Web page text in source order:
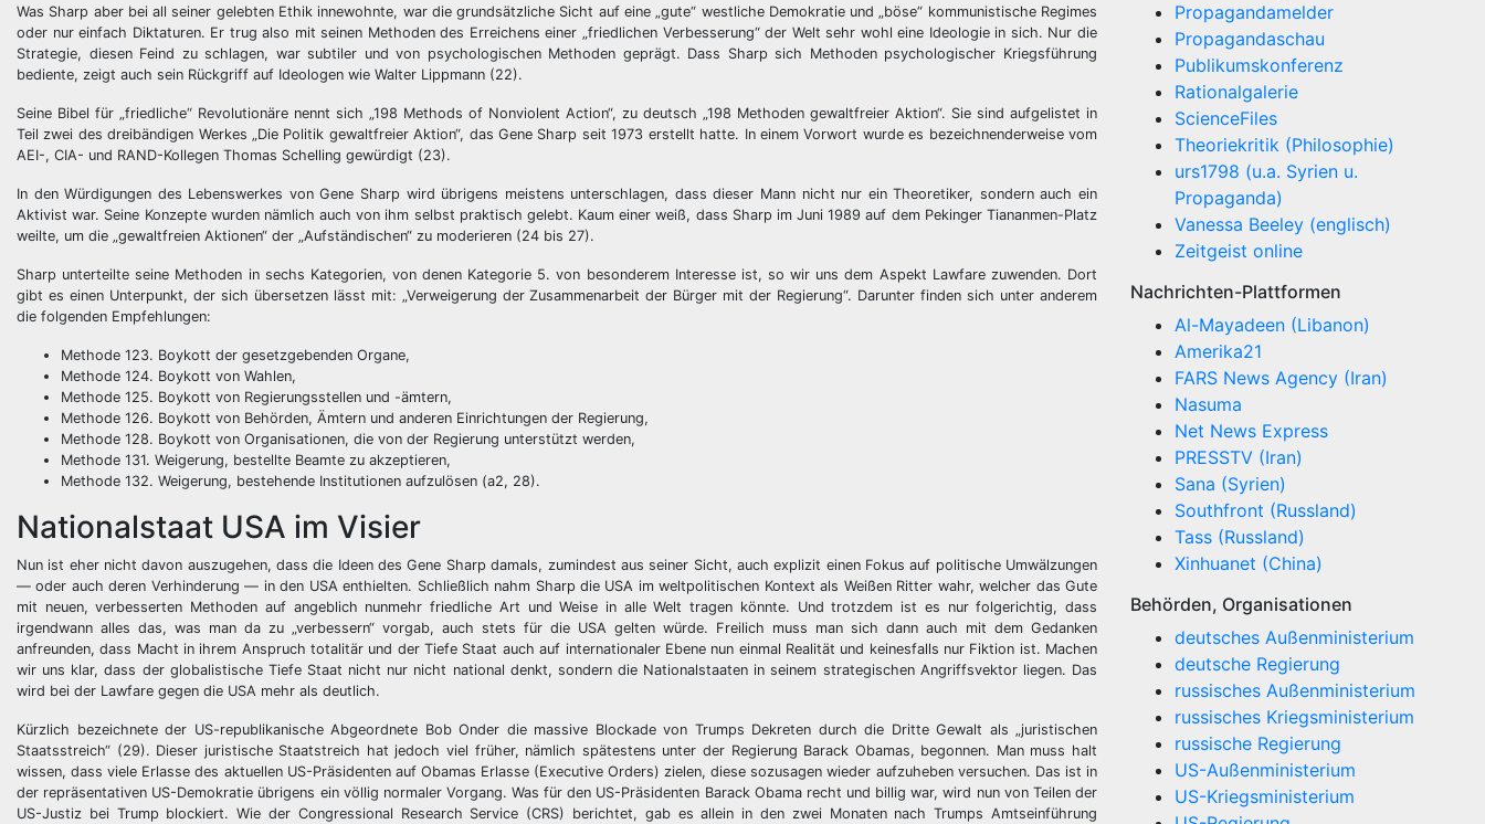
Was Sharp aber bei all seiner gelebten Ethik innewohnte, war die grundsätzliche Sicht auf eine „gute“ westliche Demokratie und „böse“ kommunistische Regimes
oder nur einfach Diktaturen. Er trug also mit seinen Methoden des Erreichens einer „friedlichen Verbesserung“ der Welt sehr wohl eine Ideologie in sich. Nur die
Strategie, diesen Feind zu schlagen, war subtiler und von psychologischen Methoden geprägt. Dass Sharp sich Methoden psychologischer Kriegsführung
bediente, zeigt auch sein Rückgriff auf Ideologen wie Walter Lippmann (22).
Seine Bibel für „friedliche“ Revolutionäre nennt sich „198 Methods of Nonviolent Action“, zu deutsch „198 Methoden gewaltfreier Aktion“. Sie sind aufgelistet in
Teil zwei des dreibändigen Werkes „Die Politik gewaltfreier Aktion“, das Gene Sharp seit 1973 erstellt hatte. In einem Vorwort wurde es bezeichnenderweise vom
AEI-, CIA- und RAND-Kollegen Thomas Schelling gewürdigt (23).
In den Würdigungen des Lebenswerkes von Gene Sharp wird übrigens meistens unterschlagen, dass dieser Mann nicht nur ein Theoretiker, sondern auch ein
Aktivist war. Seine Konzepte wurden nämlich auch von ihm selbst praktisch gelebt. Kaum einer weiß, dass Sharp im Juni 1989 auf dem Pekinger Tiananmen-Platz
weilte, um die „gewaltfreien Aktionen“ der „Aufständischen“ zu moderieren (24 bis 27).
Sharp unterteilte seine Methoden in sechs Kategorien, von denen Kategorie 5. von besonderem Interesse ist, so wir uns dem Aspekt Lawfare zuwenden. Dort
gibt es einen Unterpunkt, der sich übersetzen lässt mit: „Verweigerung der Zusammenarbeit der Bürger mit der Regierung“. Darunter finden sich unter anderem
die folgenden Empfehlungen:
Methode 123. Boykott der gesetzgebenden Organe,
Methode 124. Boykott von Wahlen,
Methode 125. Boykott von Regierungsstellen und -ämtern,
Methode 126. Boykott von Behörden, Ämtern und anderen Einrichtungen der Regierung,
Methode 128. Boykott von Organisationen, die von der Regierung unterstützt werden,
Methode 131. Weigerung, bestellte Beamte zu akzeptieren,
Methode 132. Weigerung, bestehende Institutionen aufzulösen (a2, 28).
Nationalstaat USA im Visier
Nun ist eher nicht davon auszugehen, dass die Ideen des Gene Sharp damals, zumindest aus seiner Sicht, auch explizit einen Fokus auf politische Umwälzungen
— oder auch deren Verhinderung — in den USA enthielten. Schließlich nahm Sharp die USA im weltpolitischen Kontext als Weißen Ritter wahr, welcher das Gute
mit neuen, verbesserten Methoden auf angeblich nunmehr friedliche Art und Weise in alle Welt tragen könnte. Und trotzdem ist es nur folgerichtig, dass
irgendwann alles das, was man da zu „verbessern“ vorgab, auch stets für die USA gelten würde. Freilich muss man sich dann auch mit dem Gedanken
anfreunden, dass Macht in ihrem Anspruch totalitär und der Tiefe Staat auch auf internationaler Ebene nun einmal Realität und keinesfalls nur Fiktion ist. Machen
wir uns klar, dass der globalistische Tiefe Staat nicht nur nicht national denkt, sondern die Nationalstaaten in seinem strategischen Angriffsvektor liegen. Das
wird bei der Lawfare gegen die USA mehr als deutlich.
Kürzlich bezeichnete der US-republikanische Abgeordnete Bob Onder die massive Blockade von Trumps Dekreten durch die Dritte Gewalt als „juristischen
Staatsstreich“ (29). Dieser juristische Staatstreich hat jedoch viel früher, nämlich spätestens unter der Regierung Barack Obamas, begonnen. Man muss halt
wissen, dass viele Erlasse des aktuellen US-Präsidenten auf Obamas Erlasse (Executive Orders) zielen, diese sozusagen wieder aufzuheben versuchen. Das ist in
der repräsentativen US-Demokratie übrigens ein völlig normaler Vorgang. Was für den US-Präsidenten Barack Obama recht und billig war, wird nun von Teilen der
US-Justiz bei Trump blockiert. Wie der Congressional Research Service (CRS) berichtet, gab es allein in den zwei Monaten nach Trumps Amtseinführung
Propagandamelder
Propagandaschau
Publikumskonferenz
Rationalgalerie
ScienceFiles
Theoriekritik (Philosophie)
urs1798 (u.a. Syrien u.
Propaganda)
Vanessa Beeley (englisch)
Zeitgeist online
Nachrichten-Plattformen
Al-Mayadeen (Libanon)
Amerika21
FARS News Agency (Iran)
Nasuma
Net News Express
PRESSTV (Iran)
Sana (Syrien)
Southfront (Russland)
Tass (Russland)
Xinhuanet (China)
Behörden, Organisationen
deutsches Außenministerium
deutsche Regierung
russisches Außenministerium
russisches Kriegsministerium
russische Regierung
US-Außenministerium
US-Kriegsministerium